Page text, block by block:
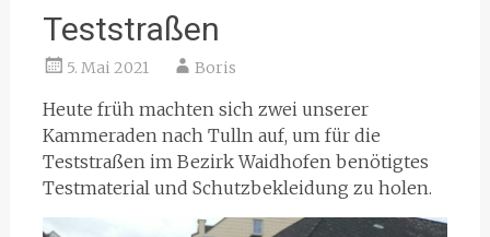
Teststraßen
5. Mai 2021 Boris
Heute früh machten sich zwei unserer
Kammeraden nach Tulln auf, um für die
Teststraßen im Bezirk Waidhofen benötigtes
Testmaterial und Schutzbekleidung zu holen.